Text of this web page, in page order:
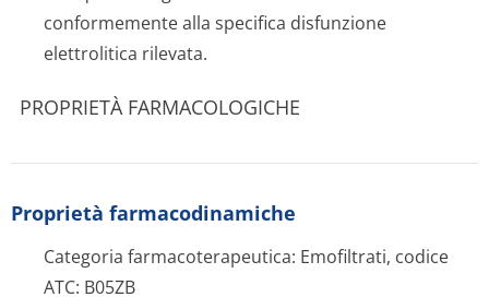
conformemente alla specifica disfunzione
elettrolitica rilevata.
PROPRIETÀ FARMACOLOGICHE
Proprietà farmacodinamiche
Categoria farmacoterapeutica: Emofiltrati, codice
ATC: B05ZB